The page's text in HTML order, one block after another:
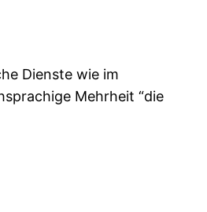
Dienste wie im
Mehrheit “die